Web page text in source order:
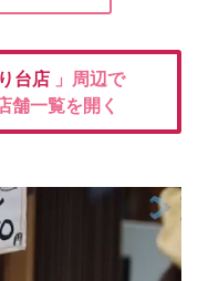
台店 」周辺で
舗一覧を開く